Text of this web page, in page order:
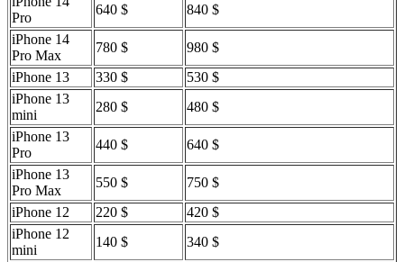
Pro
640 $
840 $
iPhone 14
Pro Max
780 $
980 $
iPhone 13
330 $
530 $
iPhone 13
mini
280 $
480 $
iPhone 13
Pro
440 $
640 $
iPhone 13
Pro Max
550 $
750 $
iPhone 12
220 $
420 $
iPhone 12
mini
140 $
340 $